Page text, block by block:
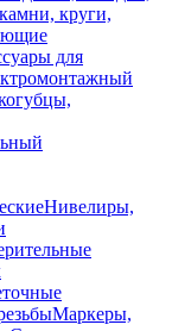
круги,
для
Нивелиры,
Маркеры,